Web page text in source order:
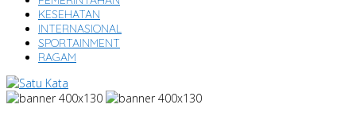
KESEHATAN
INTERNASIONAL
SPORTAINMENT
RAGAM